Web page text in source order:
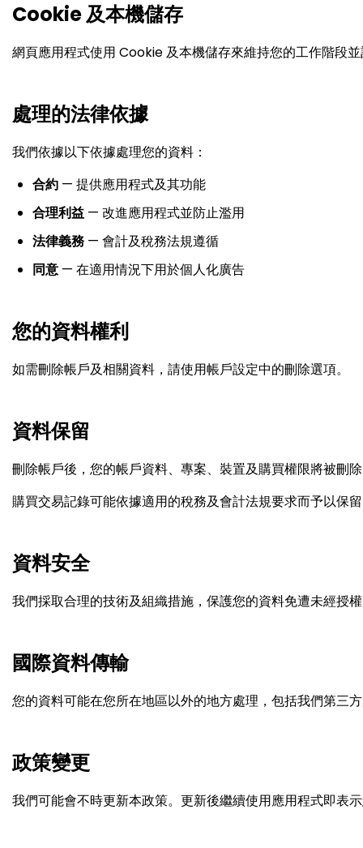
Cookie 及本機儲存
網頁應用程式使用 Cookie 及本機儲存來維持您的工作階段
處理的法律依據
我們依據以下依據處理您的資料：
合約 — 提供應用程式及其功能
合理利益 — 改進應用程式並防止濫用
法律義務 — 會計及稅務法規遵循
同意— 在適用情況下用於個人化廣告
您的資料權利
如需刪除帳戶及相關資料，請使用帳戶設定中的刪除選項。
資料保留
刪除帳戶後，您的帳戶資料、專案、裝置及購買權限將被刪
購買交易記錄可能依據適用的稅務及會計法規要求而予以保
資料安全
我們採取合理的技術及組織措施，保護您的資料免遭未經授
國際資料傳輸
您的資料可能在您所在地區以外的地方處理，包括我們第三
政策變更
我們可能會不時更新本政策。更新後繼續使用應用程式即表